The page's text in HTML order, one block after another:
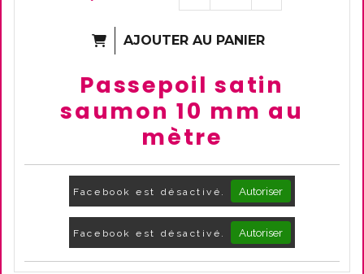
AJOUTER AU PANIER
Passepoil satin
saumon 10 mm au
mètre
Facebook est désactivé. Autoriser
Facebook est désactivé. Autoriser